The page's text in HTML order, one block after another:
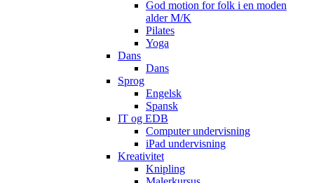
God motion for folk i en moden
alder M/K
Pilates
Yoga
Dans
Dans
Sprog
Engelsk
Spansk
IT og EDB
Computer undervisning
iPad undervisning
Kreativitet
Knipling